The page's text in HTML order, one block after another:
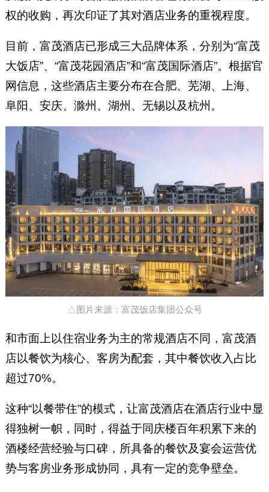
权的收购，再次印证了其对酒店业务的重视程度。
目前，富茂酒店已形成三大品牌体系，分别为“富茂
大饭店”、“富茂花园酒店”和“富茂国际酒店”。根据官
网信息，这些酒店主要分布在合肥、芜湖、上海、
阜阳、安庆、滁州、湖州、无锡以及杭州。
△图片来源：富茂饭店集团公众号
和市面上以住宿业务为主的常规酒店不同，富茂酒
店以餐饮为核心、客房为配套，其中餐饮收入占比
超过70%。
这种“以餐带住”的模式，让富茂酒店在酒店行业中显
得独树一帜，同时，得益于同庆楼百年积累下来的
酒楼经营经验与口碑，所具备的餐饮及宴会运营优
势与客房业务形成协同，具有一定的竞争壁垒。